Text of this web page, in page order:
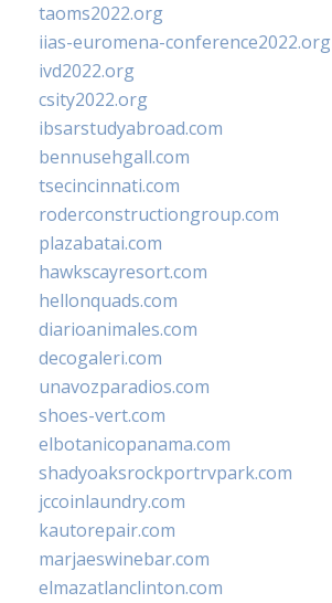
taoms2022.org
iias-euromena-conference2022.org
ivd2022.org
csity2022.org
ibsarstudyabroad.com
bennusehgall.com
tsecincinnati.com
roderconstructiongroup.com
plazabatai.com
hawkscayresort.com
hellonquads.com
diarioanimales.com
decogaleri.com
unavozparadios.com
shoes-vert.com
elbotanicopanama.com
shadyoaksrockportrvpark.com
jccoinlaundry.com
kautorepair.com
marjaeswinebar.com
elmazatlanclinton.com